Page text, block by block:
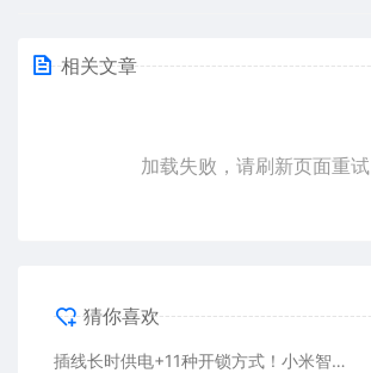
相关文章
加载失败，请刷新页面重试
猜你喜欢
插线长时供电+11种开锁方式！小米智能门锁M40开售：3299元